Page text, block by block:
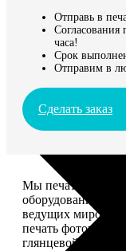
Отправь в
Согласования
часа!
Срок
Отправим в
Сделать заказ
Мы печатаем
оборудовании
ведущих мировых
печать
глянцевой